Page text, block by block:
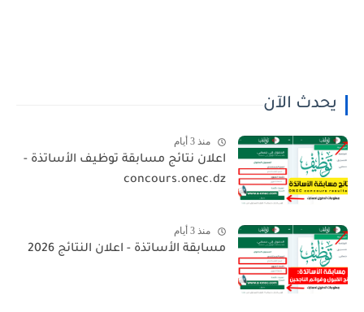
يحدث الآن
منذ 3 أيام
اعلان نتائج مسابقة توظيف الأساتذة -
concours.onec.dz
منذ 3 أيام
مسابقة الأساتذة - اعلان النتائج 2026